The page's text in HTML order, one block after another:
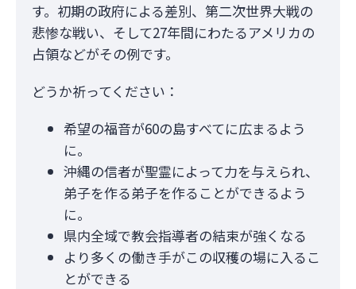
す。初期の政府による差別、第二次世界大戦の
悲惨な戦い、そして27年間にわたるアメリカの
占領などがその例です。
どうか祈ってください：
希望の福音が60の島すべてに広まるよう
に。
沖縄の信者が聖霊によって力を与えられ、
弟子を作る弟子を作ることができるよう
に。
県内全域で教会指導者の結束が強くなる
より多くの働き手がこの収穫の場に入るこ
とができる